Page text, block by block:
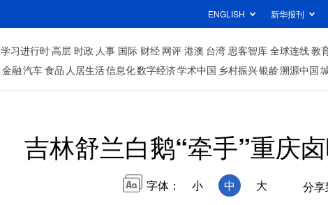
ENGLISH 新华报刊
学习进行时高层 时政 人事 国际 财经 网评 港澳 台湾 思客智库 全球连线教
金融汽车食品 人居生活信息化数字经济学术中国 乡村振兴银龄溯源中国
吉林舒兰白鹅“牵手”重庆
字体： 小 中 大 分享